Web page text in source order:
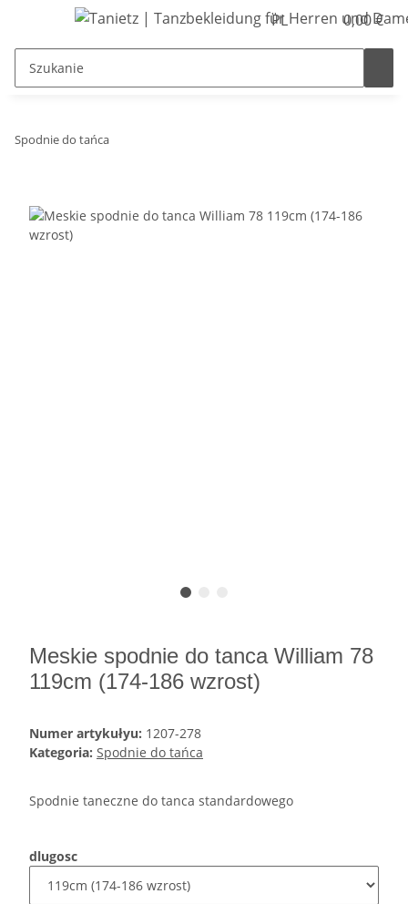
PL 0,00 €
Spodnie do tańca
Meskie spodnie do tanca William 78
119cm (174-186 wzrost)
Numer artykułyu: 1207-278
Kategoria: Spodnie do tańca
Spodnie taneczne do tanca standardowego
dlugosc